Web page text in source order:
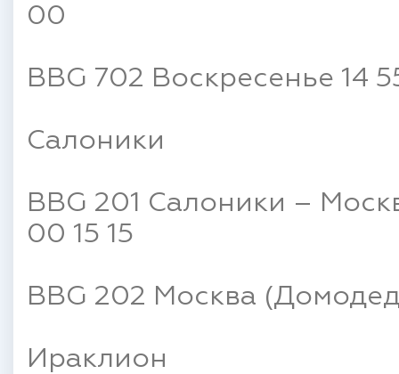
00
BBG 702 Воскресенье 14
Салоники
BBG 201 Салоники –
00 15 15
BBG 202 Москва
Ираклион